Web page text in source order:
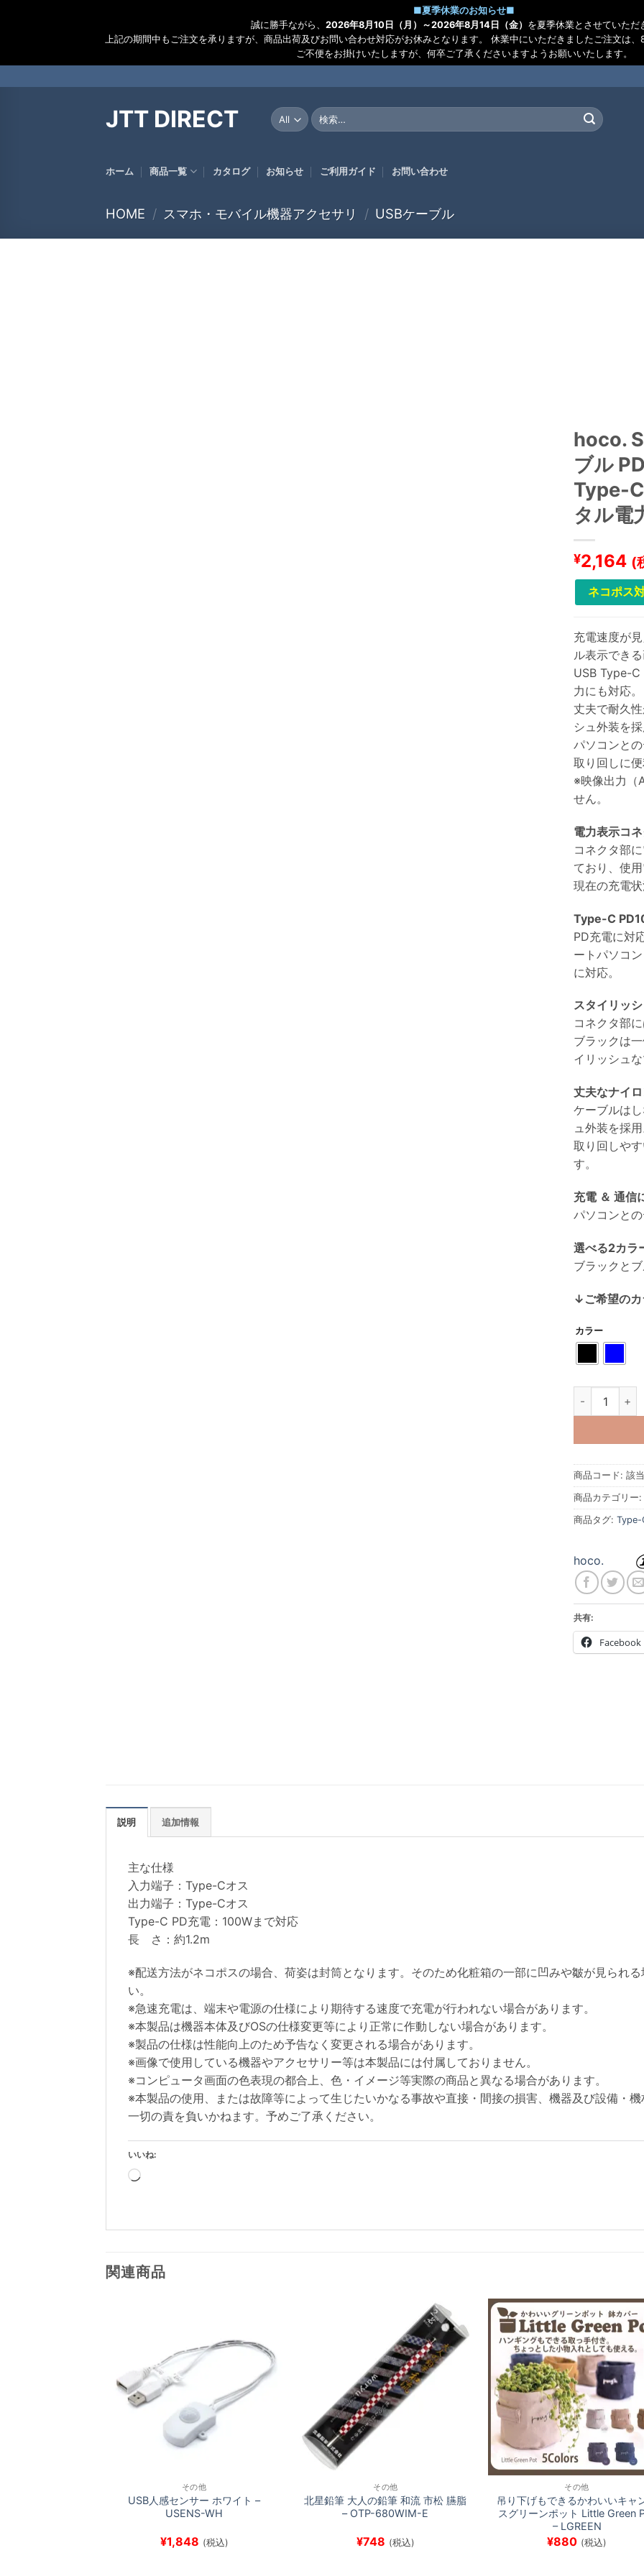
■夏季休業のお知らせ■
誠に勝手ながら、 2026年8月10日（月）～2026年8月14日（金） を夏季休業とさせていただ
上記の期間中もご注文を承りますが、商品出荷及びお問い合わせ対応がお休みとなります。 休業中にいただきましたご注文は
ご不便をお掛けいたしますが、何卒ご了承くださいますようお願いいたします。
to
JTT DIRECT
検
索
ホーム
商品一覧 カタログ お知らせ ご利用ガイド お問い合わせ
HOME / スマホ・モバイル機器アクセサリ / USBケーブル
hoco.
ブル
Type-
タル電
¥2,164 (
ネコポス
充電速度が
ル表示でき
USB Type-C
力にも対応。
丈夫で耐久
シュ外装を
パソコンと
取り回しに
※映像出力（
せん。
電力表示コ
コネクタ部
ており、使
現在の充電
Type-C
PD充電に対
ートパソコ
に対応。
スタイリッ
コネクタ部
ブラックは
イリッシュ
丈夫なナイ
ケーブルは
ュ外装を採
取り回しや
す。
充電 ＆ 通信
パソコンと
選べる2カラ
ブラックと
↓ご希望のカ
カラー
hoco. S51 デ
商品コード: 該
商品カテゴリー:
商品タグ: Type-
hoco.
共有:
Facebook
説明 追加情報
主な仕様
入力端子：Type-Cオス
出力端子：Type-Cオス
Type-C PD充電：100Wまで対応
長 さ：約1.2m
※配送方法がネコポスの場合、荷姿は封筒となります。そのため化粧箱の一部に凹みや皺が見られ
い。
※急速充電は、端末や電源の仕様により期待する速度で充電が行われない場合があります。
※本製品は機器本体及びOSの仕様変更等により正常に作動しない場合があります。
※製品の仕様は性能向上のため予告なく変更される場合があります。
※画像で使用している機器やアクセサリー等は本製品には付属しておりません。
※コンピュータ画面の色表現の都合上、色・イメージ等実際の商品と異なる場合があります。
※本製品の使用、または故障等によって生じたいかなる事故や直接・間接の損害、機器及び設備・
一切の責を負いかねます。予めご了承ください。
いいね:
読
み
関連商品
その他
USB人感センサー ホワイト –
USENS-WH
¥1,848 (税込)
その他
北星鉛筆 大人の鉛筆 和流 市松 臙脂
– OTP-680WIM-E
¥748 (税込)
その他
吊り下げもできるかわいいキャ
スグリーンポット Little Green
– LGREEN
¥880 (税込)